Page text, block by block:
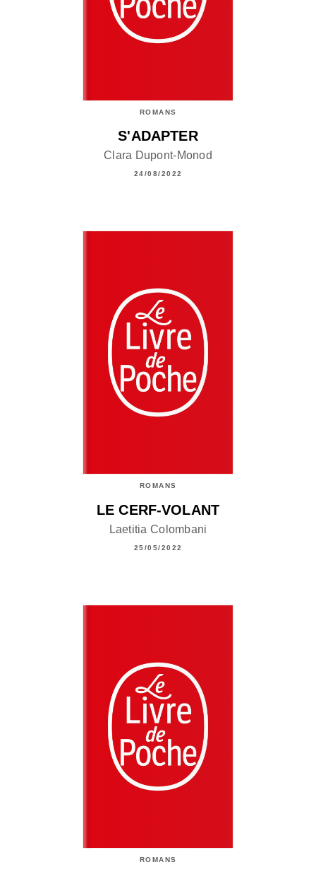
ROMANS
S'ADAPTER
Clara Dupont-Monod
24/08/2022
ROMANS
LE CERF-VOLANT
Laetitia Colombani
25/05/2022
ROMANS